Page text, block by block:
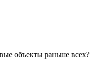
объекты раньше всех?